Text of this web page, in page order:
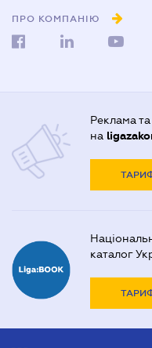
ПРО КОМПАНІЮ
Реклама та
на
каталог